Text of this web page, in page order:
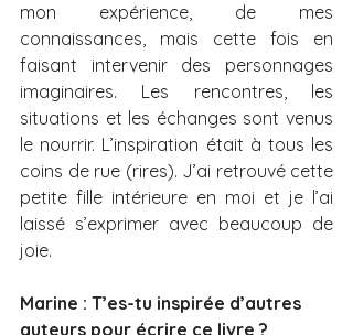
mon expérience, de mes
connaissances, mais cette fois en
faisant intervenir des personnages
imaginaires. Les rencontres, les
situations et les échanges sont venus
le nourrir. L’inspiration était à tous les
coins de rue (rires). J’ai retrouvé cette
petite fille intérieure en moi et je l’ai
laissé s’exprimer avec beaucoup de
joie.
Marine : T’es-tu inspirée d’autres
auteurs pour écrire ce livre ?